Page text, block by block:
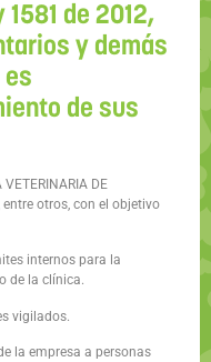
de 2012,
y demás
es
de sus
DE
entre otros, con el objetivo
internos para la
de la clínica.
vigilados.
la empresa a personas